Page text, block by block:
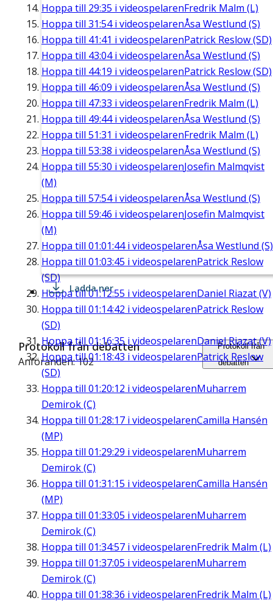
Hoppa till 29:35 i videospelarenFredrik Malm (L)
Hoppa till 31:54i videospelarenÅsa Westlund (S)
Hoppa till 41:41 i videospelarenPatrick Reslow (SD)
Hoppa till 43:04i videospelarenÅsa Westlund (S)
Hoppa till 44:19 i videospelarenPatrick Reslow (SD)
Hoppa till 46:09 i videospelarenÅsa Westlund (S)
Hoppa till 47:33 i videospelarenFredrik Malm (L)
Hoppa till 49:44i videospelarenÅsa Westlund (S)
Hoppa till 51:31 i videospelarenFredrik Malm (L)
Hoppa till 53:38 i videospelarenÅsa Westlund (S)
Hoppa till 55:30 i videospelarenJosefin Malmqvist
(M)
Hoppa till 57:54i videospelarenÅsa Westlund (S)
Hoppa till 59:46 i videospelarenJosefin Malmqvist
(M)
Hoppa till 01:01:44i videospelarenÅsa Westlund (S)
Hoppa till 01:03:45 i videospelarenPatrick Reslow
(SD)
Hoppa till01:12:55 i videospelarenDaniel Riazat (V)
Hoppa till 01:14:42 i videospelarenPatrick Reslow
(SD)
Hoppa till 01:16:35 i videospelarenDaniel Riazat (V)
Hoppa till01:18:43 i videospelarenPatrick Reslow
(SD)
Hoppa till 01:20:12 i videospelarenMuharrem
Demirok (C)
Hoppa till 01:28:17 i videospelarenCamilla Hansén
(MP)
Hoppa till 01:29:29 i videospelarenMuharrem
Demirok (C)
Hoppa till 01:31:15 i videospelarenCamilla Hansén
(MP)
Hoppa till 01:33:05 i videospelarenMuharrem
Demirok (C)
Hoppa till 01:34:57 i videospelarenFredrik Malm (L)
Hoppa till 01:37:05 i videospelarenMuharrem
Demirok (C)
Hoppa till 01:38:36 i videospelarenFredrik Malm (L)
Ladda ner
Protokoll från debatten
Anföranden: 102
Protokoll från
debatten